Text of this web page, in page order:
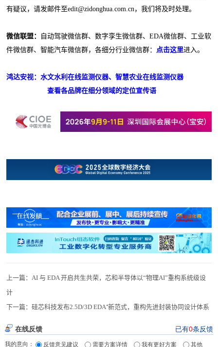
有疑议，请发邮件至edit@zidonghua.com.cn，我们将及时处理。
微信联盟：
自动驾驶微信群、数字孪生微信群、EDA微信群、工业软
件微信群、智能汽车微信群，各细分行业微信群： 点击这里进入。
鸿达安视：水文水利在线监测仪器、智慧农业在线监测仪器
查看各品牌在细分领域的定位宣传语
上一篇： AI 与 EDA 开启共生共荣，芯和半导体以“物理AI”重构系统级设
计
下一篇：硅芯科技发布2.5D/3D EDA⁺新范式，重构先进封装协同设计体系